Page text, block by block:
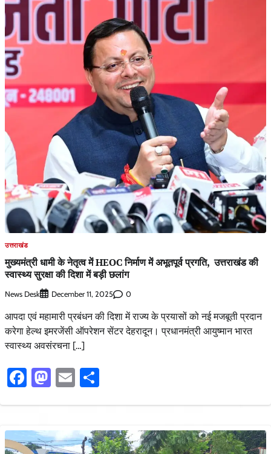
उत्तराखंड
मुख्यमंत्री धामी के नेतृत्व में HEOC निर्माण में अभूतपूर्व प्रगति, उत्तराखंड की
स्वास्थ्य सुरक्षा की दिशा में बड़ी छलांग
News Desk December 11, 2025 0
आपदा एवं महामारी प्रबंधन की दिशा में राज्य के प्रयासों को नई मजबूती प्रदान
करेगा हेल्थ इमरजेंसी ऑपरेशन सेंटर देहरादून। प्रधानमंत्री आयुष्मान भारत
स्वास्थ्य अवसंरचना […]
Facebook
Mastodon
Email